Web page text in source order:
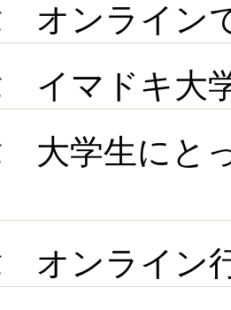
オンライン
イマドキ大
大学生にと
オンライン